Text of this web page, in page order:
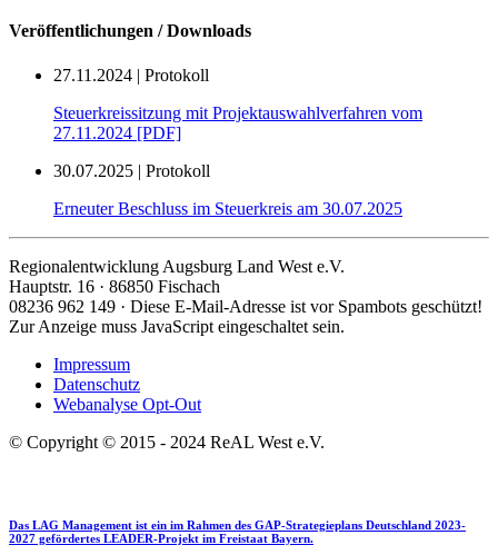
Veröffentlichungen / Downloads
27.11.2024 | Protokoll
Steuerkreissitzung mit Projektauswahlverfahren vom
27.11.2024 [PDF]
30.07.2025 | Protokoll
Erneuter Beschluss im Steuerkreis am 30.07.2025
Regionalentwicklung Augsburg Land West e.V.
Hauptstr. 16 · 86850 Fischach
08236 962 149 · Diese E-Mail-Adresse ist vor Spambots geschützt!
Zur Anzeige muss JavaScript eingeschaltet sein.
Impressum
Datenschutz
Webanalyse Opt-Out
© Copyright © 2015 - 2024 ReAL West e.V.
Das LAG Management ist ein im Rahmen des GAP-Strategieplans Deutschland 2023-
2027 gefördertes LEADER-Projekt im Freistaat Bayern.